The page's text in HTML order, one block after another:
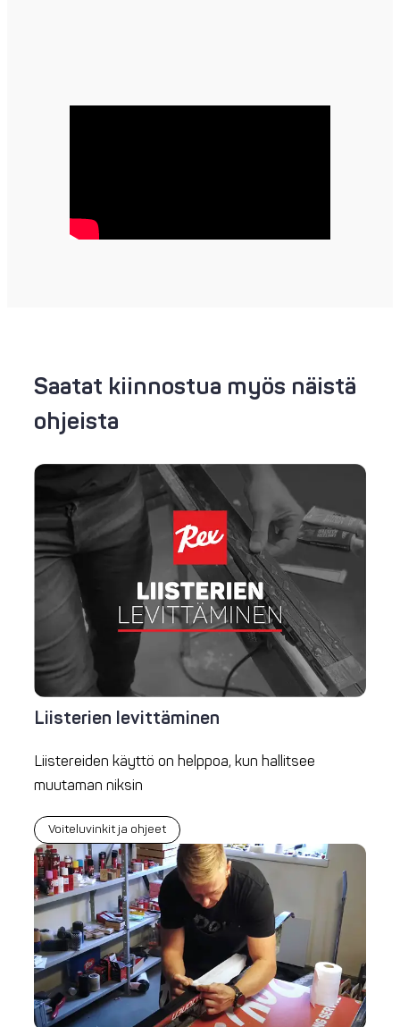
Saatat kiinnostua myös näistä
ohjeista
Liisterien levittäminen
Liistereiden käyttö on helppoa, kun hallitsee
muutaman niksin
Voiteluvinkit ja ohjeet